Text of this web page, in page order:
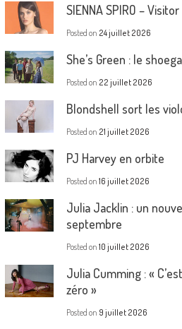
SIENNA SPIRO –
Posted on 24 juillet 2026
She’s Green : le
Posted on 22 juillet 2026
Blondshell sort les
Posted on 21 juillet 2026
PJ Harvey en orbite
Posted on 16 juillet 2026
Julia Jacklin : un
septembre
Posted on 10 juillet 2026
Julia Cumming : «
zéro »
Posted on 9 juillet 2026